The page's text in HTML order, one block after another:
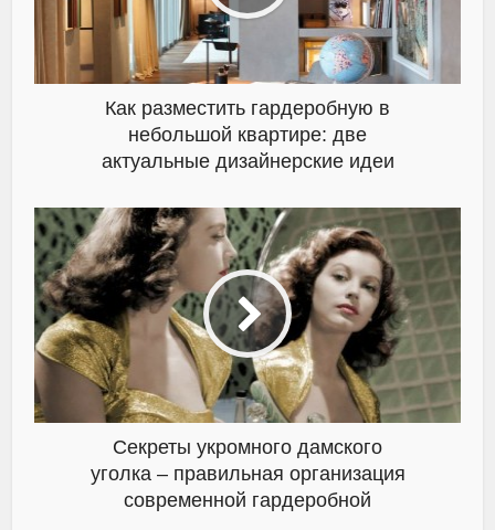
Как разместить гардеробную в
небольшой квартире: две
актуальные дизайнерские идеи
Секреты укромного дамского
уголка – правильная организация
современной гардеробной